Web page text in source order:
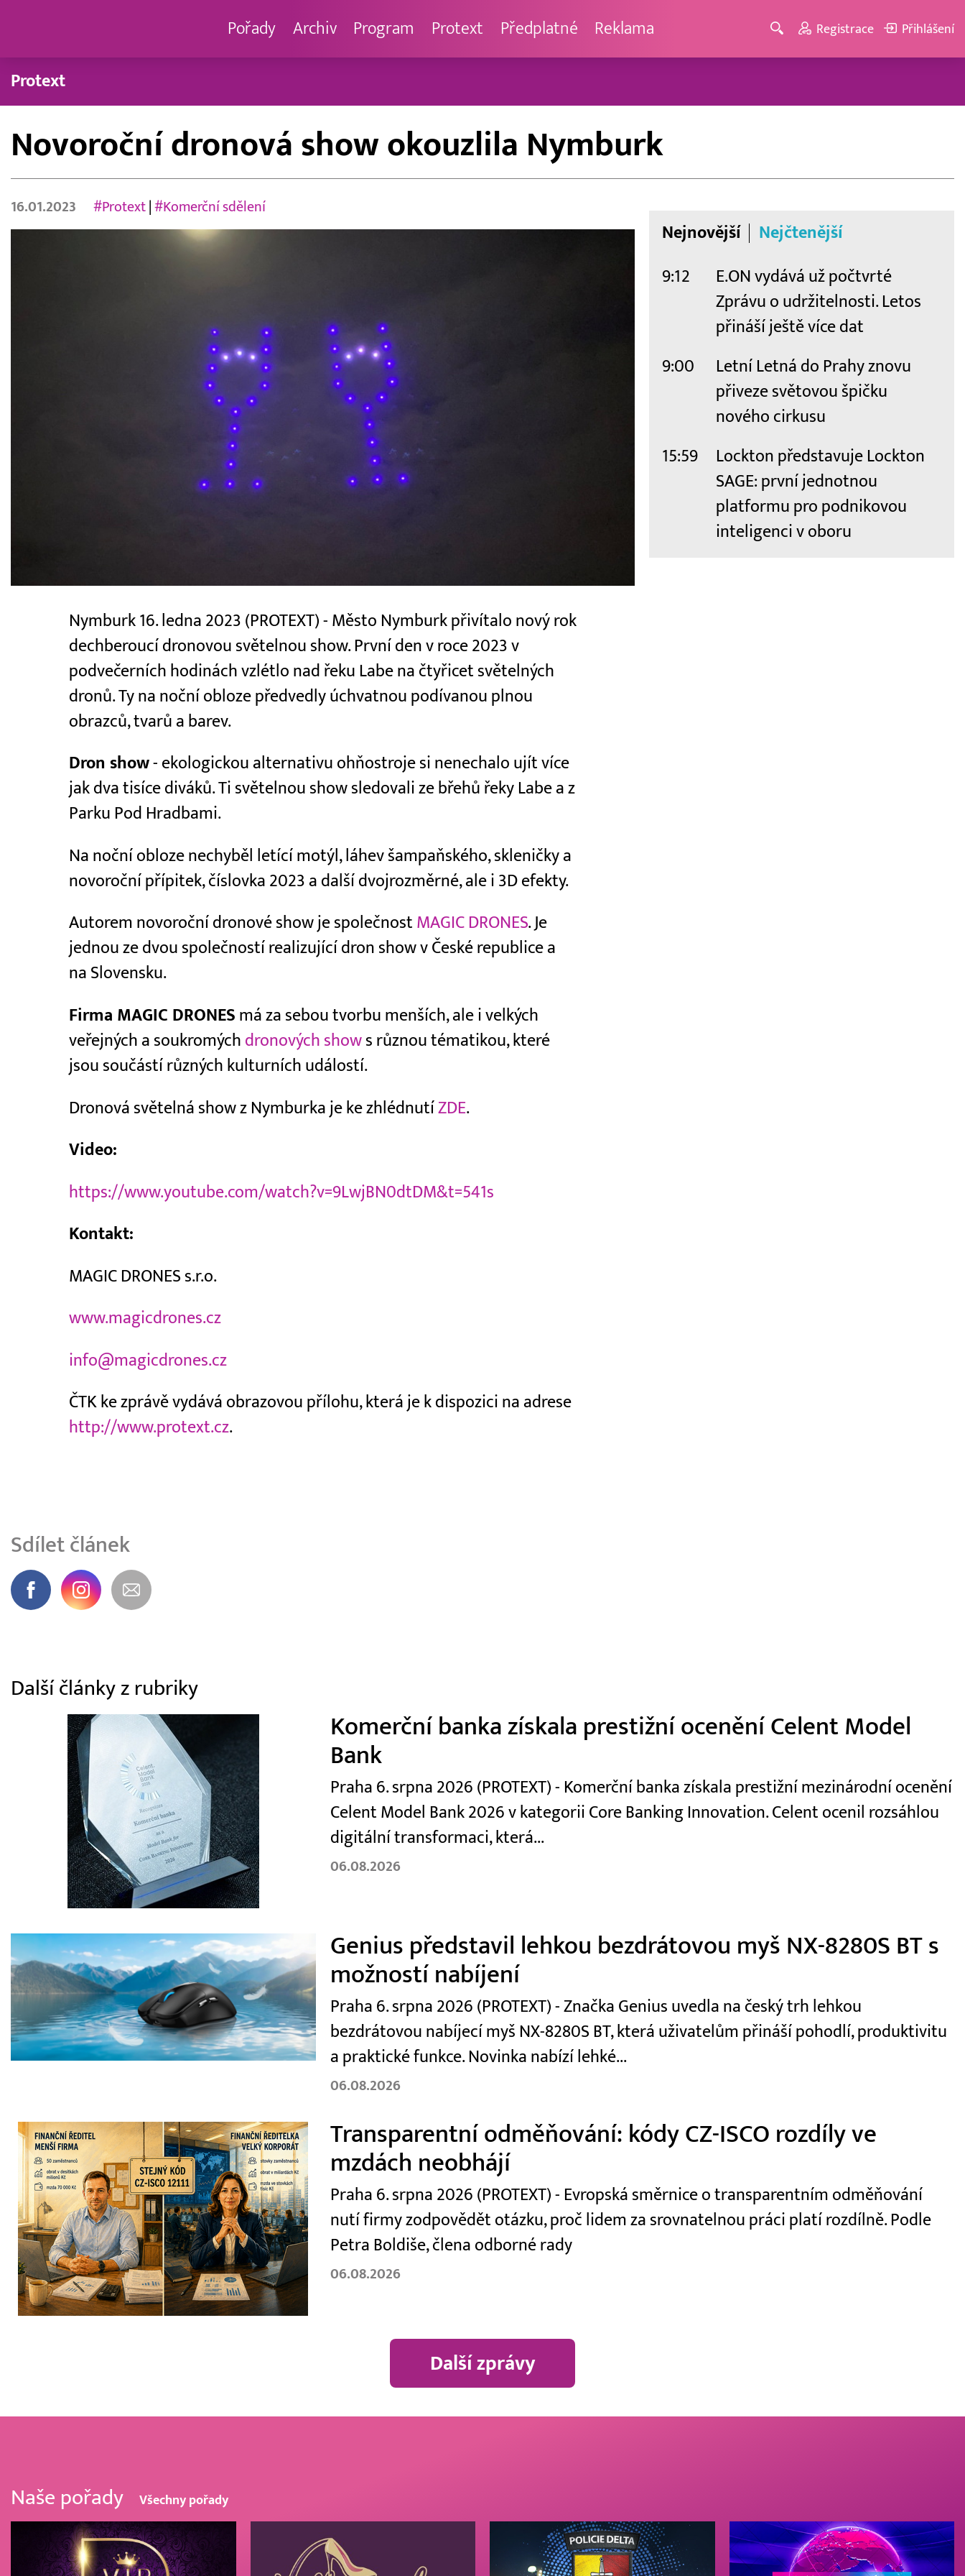
Pořady Archiv Program Protext Předplatné Reklama Registrace Přihlášení
Protext
Novoroční dronová show okouzlila Nymburk
16.01.2023 #Protext| #Komerční sdělení
Nymburk 16. ledna 2023 (PROTEXT) - Město Nymburk přivítalo nový rok
dechberoucí dronovou světelnou show. První den v roce 2023 v
podvečerních hodinách vzlétlo nad řeku Labe na čtyřicet světelných
dronů. Ty na noční obloze předvedly úchvatnou podívanou plnou
obrazců, tvarů a barev.
Dron show- ekologickou alternativu ohňostroje si nenechalo ujít více
jak dva tisíce diváků. Ti světelnou show sledovali ze břehů řeky Labe a z
Parku Pod Hradbami.
Na noční obloze nechyběl letící motýl, láhev šampaňského, skleničky a
novoroční přípitek, číslovka 2023 a další dvojrozměrné, ale i 3D efekty.
Autorem novoroční dronové show je společnost MAGIC DRONES. Je
jednou ze dvou společností realizující dron show v České republice a
na Slovensku.
Firma MAGIC DRONES má za sebou tvorbu menších, ale i velkých
veřejných a soukromých dronových show s různou tématikou, které
jsou součástí různých kulturních událostí.
Dronová světelná show z Nymburka je ke zhlédnutíZDE.
Video:
https://www.youtube.com/watch?v=9LwjBN0dtDM&t=541s
Kontakt:
MAGIC DRONES s.r.o.
www.magicdrones.cz
info@magicdrones.cz
ČTK ke zprávě vydává obrazovou přílohu, která je k dispozici na adrese
http://www.protext.cz.
Sdílet článek
Nejnovější Nejčtenější
9:12
E.ON vydává už počtvrté
Zprávu o udržitelnosti. Letos
přináší ještě více dat
9:00
Letní Letná do Prahy znovu
přiveze světovou špičku
nového cirkusu
15:59
Lockton představuje Lockton
SAGE: první jednotnou
platformu pro podnikovou
inteligenci v oboru
Další články z rubriky
Komerční banka získala prestižní ocenění Celent Model
Bank
Praha 6. srpna 2026 (PROTEXT) - Komerční banka získala prestižní mezinárodní ocenění
Celent Model Bank 2026 v kategorii Core Banking Innovation. Celent ocenil rozsáhlou
digitální transformaci, která...
06.08.2026
Genius představil lehkou bezdrátovou myš NX-8280S BT s
možností nabíjení
Praha 6. srpna 2026 (PROTEXT) - Značka Genius uvedla na český trh lehkou
bezdrátovou nabíjecí myš NX-8280S BT, která uživatelům přináší pohodlí, produktivitu
a praktické funkce. Novinka nabízí lehké...
06.08.2026
Transparentní odměňování: kódy CZ-ISCO rozdíly ve
mzdách neobhájí
Praha 6. srpna 2026 (PROTEXT) - Evropská směrnice o transparentním odměňování
nutí firmy zodpovědět otázku, proč lidem za srovnatelnou práci platí rozdílně. Podle
Petra Boldiše, člena odborné rady
06.08.2026
Další zprávy
Naše pořady Všechny pořady